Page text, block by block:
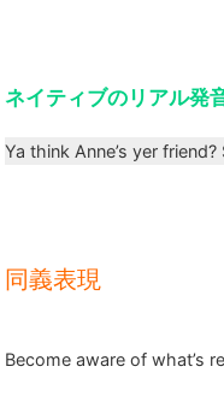
ネイティブのリアル発
Ya think Anne’s yer
同義表現
Become aware of what’s